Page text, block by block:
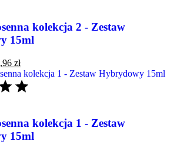
kolekcja 2 - Zestaw
15ml
zł
kolekcja 1 - Zestaw
15ml